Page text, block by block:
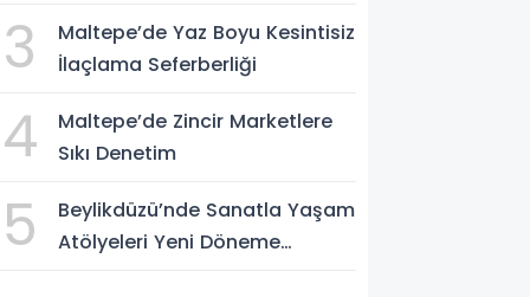
3
Maltepe’de Yaz Boyu Kesintisiz
İlaçlama Seferberliği
4
Maltepe’de Zincir Marketlere
Sıkı Denetim
5
Beylikdüzü’nde Sanatla Yaşam
Atölyeleri Yeni Döneme